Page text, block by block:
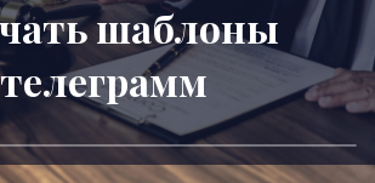
шаблоны
телеграмм